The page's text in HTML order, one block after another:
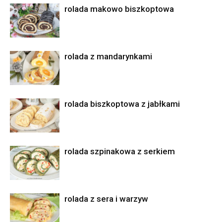
rolada makowo biszkoptowa
rolada z mandarynkami
rolada biszkoptowa z jabłkami
rolada szpinakowa z serkiem
rolada z sera i warzyw